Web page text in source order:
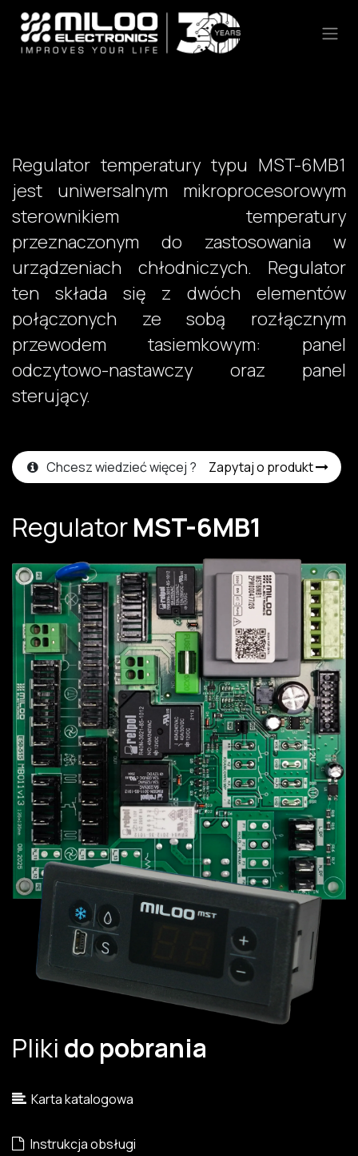
Skip to Content
Regulator temperatury typu MST-6MB1
jest uniwersalnym mikroprocesorowym
sterownikiem temperatury
przeznaczonym do zastosowania w
urządzeniach chłodniczych. Regulator
ten składa się z dwóch elementów
połączonych ze sobą rozłącznym
przewodem tasiemkowym: panel
odczytowo-nastawczy oraz panel
sterujący.​
Chcesz wiedzieć więcej ? Zapytaj o produkt
RegulatorMST-6MB1
Pliki do pobrania
Karta katalogowa
Instrukcja obsługi